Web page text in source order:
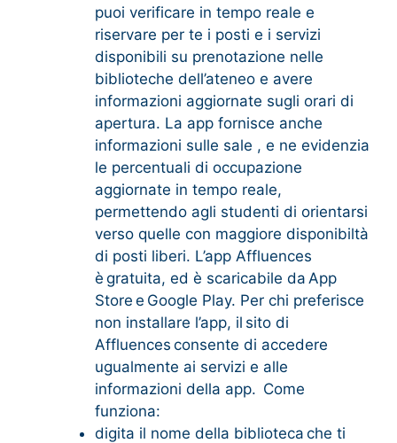
puoi verificare in tempo reale e
riservare per te i posti e i servizi
disponibili su prenotazione nelle
biblioteche dell’ateneo e avere
informazioni aggiornate sugli orari di
apertura. La app fornisce anche
informazioni sulle sale , e ne evidenzia
le percentuali di occupazione
aggiornate in tempo reale,
permettendo agli studenti di orientarsi
verso quelle con maggiore disponibiltà
di posti liberi. L’app Affluences
è gratuita, ed è scaricabile da App
Store e Google Play. Per chi preferisce
non installare l’app, il sito di
Affluences consente di accedere
ugualmente ai servizi e alle
informazioni della app. Come
funziona:
digita il nome della biblioteca che ti